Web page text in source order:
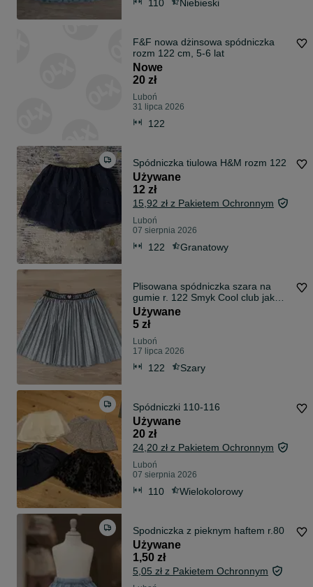
110 Niebieski
F&F nowa dżinsowa spódniczka
rozm 122 cm, 5-6 lat
Nowe
20 zł
Luboń
31 lipca 2026
122
Spódniczka tiulowa H&M rozm 122
Używane
12 zł
15,92 zł z Pakietem Ochronnym
Luboń
07 sierpnia 2026
122 Granatowy
Plisowana spódniczka szara na
gumie r. 122 Smyk Cool club jak
nowa
Używane
5 zł
Luboń
17 lipca 2026
122 Szary
Spódniczki 110-116
Używane
20 zł
24,20 zł z Pakietem Ochronnym
Luboń
07 sierpnia 2026
110 Wielokolorowy
Spodniczka z pieknym haftem r.80
Używane
1,50 zł
5,05 zł z Pakietem Ochronnym